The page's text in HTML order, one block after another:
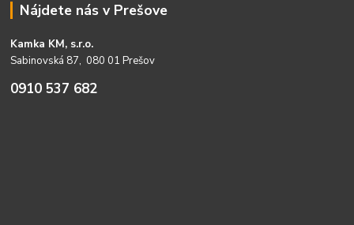
Nájdete nás v Prešove
Kamka KM, s.r.o.
Sabinovská 87, 080 01 Prešov
0910 537 682